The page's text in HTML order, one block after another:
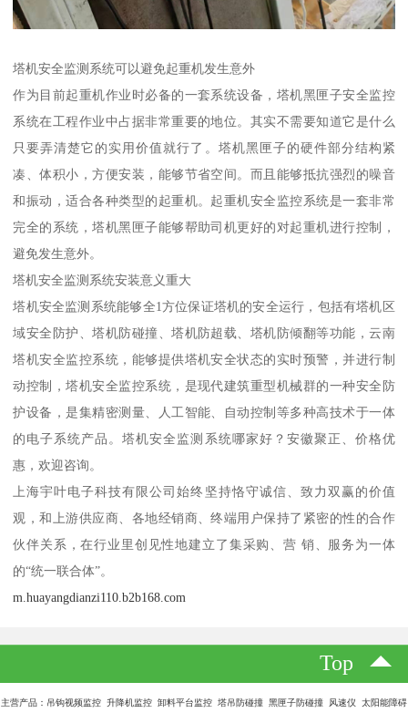
塔机安全监测系统可以避免起重机发生意外
作为目前起重机作业时必备的一套系统设备，塔机黑匣子安全监控
系统在工程作业中占据非常重要的地位。其实不需要知道它是什么
只要弄清楚它的实用价值就行了。塔机黑匣子的硬件部分结构紧
凑、体积小，方便安装，能够节省空间。而且能够抵抗强烈的噪音
和振动，适合各种类型的起重机。起重机安全监控系统是一套非常
完全的系统，塔机黑匣子能够帮助司机更好的对起重机进行控制，
避免发生意外。
塔机安全监测系统安装意义重大
塔机安全监测系统能够全1方位保证塔机的安全运行，包括有塔机区
域安全防护、塔机防碰撞、塔机防超载、塔机防倾翻等功能，云南
塔机安全监控系统，能够提供塔机安全状态的实时预警，并进行制
动控制，塔机安全监控系统，是现代建筑重型机械群的一种安全防
护设备，是集精密测量、人工智能、自动控制等多种高技术于一体
的电子系统产品。塔机安全监测系统哪家好？安徽聚正、价格优
惠，欢迎咨询。
上海宇叶电子科技有限公司始终坚持恪守诚信、致力双赢的价值
观，和上游供应商、各地经销商、终端用户保持了紧密的性的合作
伙伴关系，在行业里创见性地建立了集采购、营 销、服务为一体
的“统一联合体”。
m.huayangdianzi110.b2b168.com
Top
主营产品：吊钩视频监控 升降机监控 卸料平台监控 塔吊防碰撞 黑匣子防碰撞 风速仪 太阳能障碍